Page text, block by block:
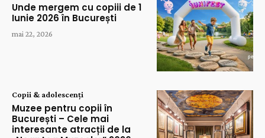
Unde mergem cu copiii de 1
Iunie 2026 în București
mai 22, 2026
Copii & adolescenți
Muzee pentru copii în
București – Cele mai
interesante atracții de la